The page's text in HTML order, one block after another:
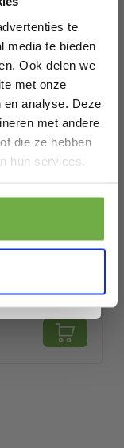
te
media te bieden
Ook delen we
met onze
analyse. Deze
met andere
die ze hebben
hun services.
en
je van
bent
afmelden.